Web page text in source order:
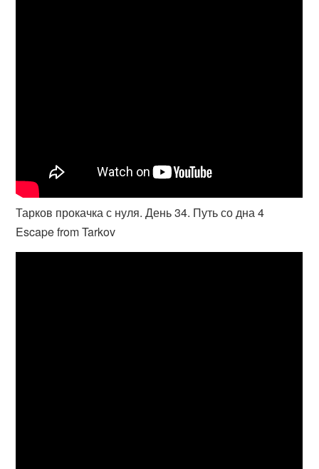
Тарков прокачка с нуля. День 34. Путь со дна 4
Escape from Tarkov